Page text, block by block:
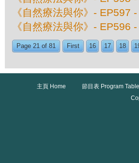
《自然療法與你》- EP597
《自然療法與你》- EP596
Page 21 of 81 First 16 17 18
主頁 Home 節目表 Program Table